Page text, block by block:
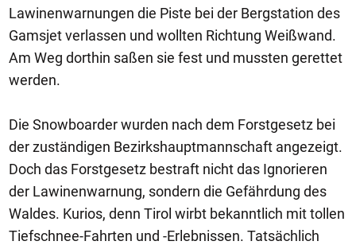
Lawinenwarnungen die Piste bei der Bergstation des
Gamsjet verlassen und wollten Richtung Weißwand.
Am Weg dorthin saßen sie fest und mussten gerettet
werden.
Die Snowboarder wurden nach dem Forstgesetz bei
der zuständigen Bezirkshauptmannschaft angezeigt.
Doch das Forstgesetz bestraft nicht das Ignorieren
der Lawinenwarnung, sondern die Gefährdung des
Waldes. Kurios, denn Tirol wirbt bekanntlich mit tollen
Tiefschnee-Fahrten und -Erlebnissen. Tatsächlich